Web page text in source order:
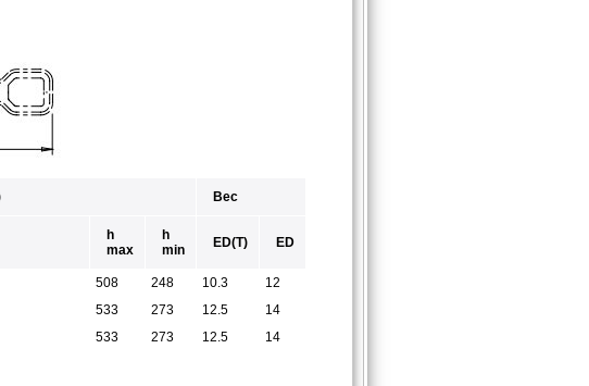
Вес
h
max
h
min
ED(T) ED
508 248 10.3
12
533 273 12.5
14
533 273 12.5 14